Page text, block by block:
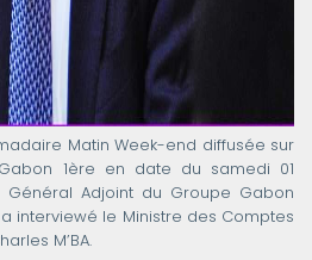
Matin Week-end diffusée sur
1ère en date du samedi 01
Adjoint du Groupe Gabon
a interviewé le Ministre des Comptes
M’BA.